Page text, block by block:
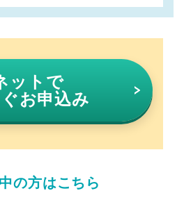
ットで
お申込み
の方はこちら